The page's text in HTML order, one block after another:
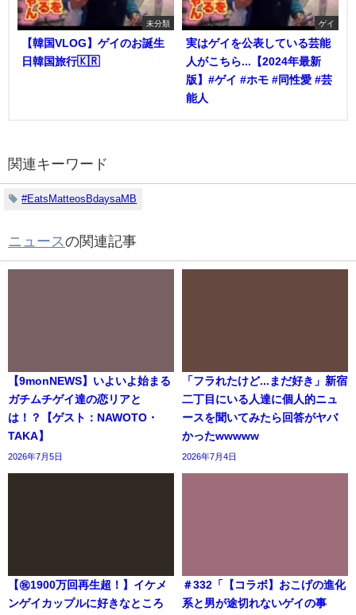
未分類
【韓国VLOG】ゲイのお誕生
日韓国旅行🇰🇷
ゲイ
実はゲイを公表している芸能
人がこちら...【2024年最新
版】#ゲイ #ホモ #同性愛 #芸
能人
関連キーワード
#EatsMatteosBdaysaMB
ニュースの関連記事
【9monNEWS】いよいよ始まる
ガチムチゲイ達の恋リアと
は！？【ゲスト：NAWOTO・
TAKA】
2026年7月5日
「フラれたけど...まだ好き」新宿
二丁目にいる人達に個人的ニュ
ースを聞いてみたら回答がヤバ
かったwwwww
2026年7月4日
【㊗️1900万回再生超！】イケメ
ンゲイカップルに好きなところ
＃332「【コラボ】おこげの進化
系と男が途切れないゲイの事